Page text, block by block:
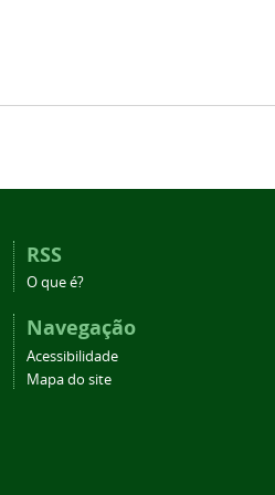
RSS
O que é?
Navegação
Acessibilidade
Mapa do site